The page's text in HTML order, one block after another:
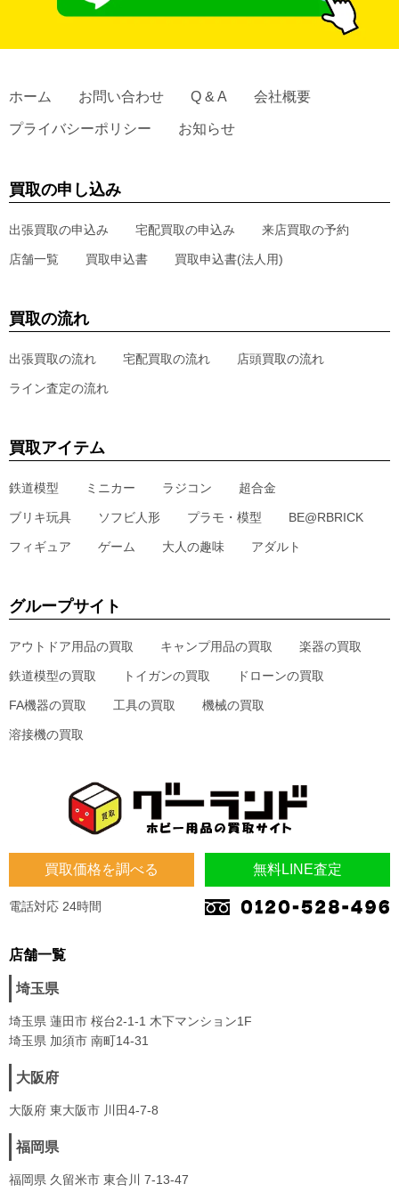
買取価格を調べる 無料LINE査定
電話対応 24時間
店舗一覧
埼玉県
埼玉県 蓮田市 桜台2-1-1 木下マンション1F
埼玉県 加須市 南町14-31
大阪府
大阪府 東大阪市 川田4-7-8
福岡県
福岡県 久留米市 東合川 7-13-47
ホーム お問い合わせ Q & A 会社概要
プライバシーポリシー お知らせ
買取の申し込み
出張買取の申込み 宅配買取の申込み 来店買取の予約
店舗一覧 買取申込書 買取申込書(法人用)
買取の流れ
出張買取の流れ 宅配買取の流れ 店頭買取の流れ
ライン査定の流れ
買取アイテム
鉄道模型 ミニカー ラジコン 超合金
ブリキ玩具 ソフビ人形 プラモ・模型 BE@RBRICK
フィギュア ゲーム 大人の趣味 アダルト
グループサイト
アウトドア用品の買取 キャンプ用品の買取 楽器の買取
鉄道模型の買取 トイガンの買取 ドローンの買取
FA機器の買取 工具の買取 機械の買取
溶接機の買取